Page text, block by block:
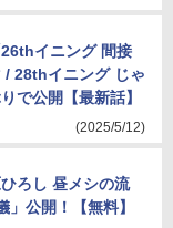
26thイニング 間接
28thイニング じゃ
で公開【最新話】
(2025/5/12)
ろし 昼メシの流
公開！【無料】